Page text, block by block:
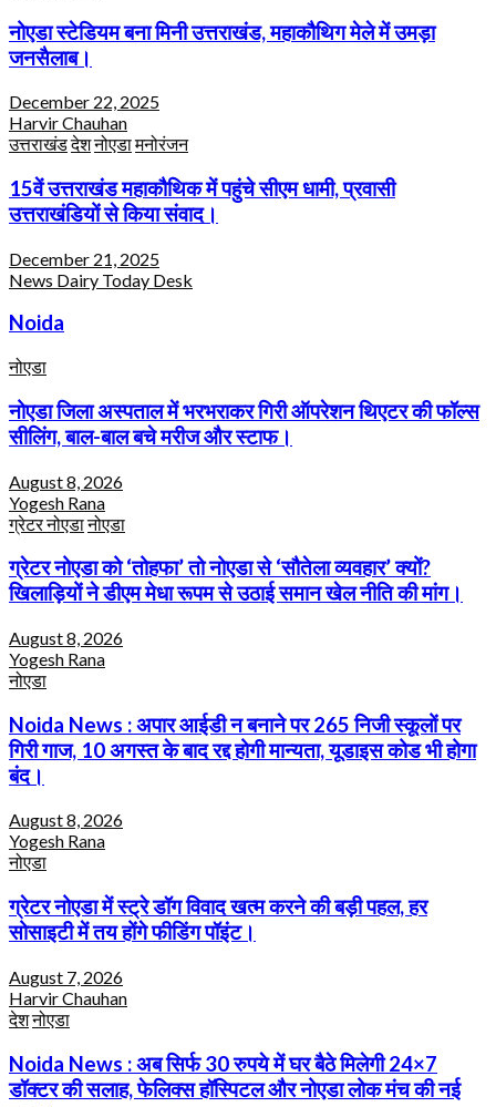
नोएडा स्टेडियम बना मिनी उत्तराखंड, महाकौथिग मेले में उमड़ा
जनसैलाब।
December 22, 2025
Harvir Chauhan
उत्तराखंडदेशनोएडामनोरंजन
15वें उत्तराखंड महाकौथिक में पहुंचे सीएम धामी, प्रवासी
उत्तराखंडियों से किया संवाद।
December 21, 2025
News Dairy Today Desk
Noida
नोएडा
नोएडा जिला अस्पताल में भरभराकर गिरी ऑपरेशन थिएटर की फॉल्स
सीलिंग, बाल-बाल बचे मरीज और स्टाफ।
August 8, 2026
Yogesh Rana
ग्रेटर नोएडानोएडा
ग्रेटर नोएडा को ‘तोहफा’ तो नोएडा से ‘सौतेला व्यवहार’ क्यों?
खिलाड़ियों ने डीएम मेधा रूपम से उठाई समान खेल नीति की मांग।
August 8, 2026
Yogesh Rana
नोएडा
Noida News : अपार आईडी न बनाने पर 265 निजी स्कूलों पर
गिरी गाज, 10 अगस्त के बाद रद्द होगी मान्यता, यूडाइस कोड भी होगा
बंद।
August 8, 2026
Yogesh Rana
नोएडा
ग्रेटर नोएडा में स्ट्रे डॉग विवाद खत्म करने की बड़ी पहल, हर
सोसाइटी में तय होंगे फीडिंग पॉइंट।
August 7, 2026
Harvir Chauhan
देशनोएडा
Noida News : अब सिर्फ 30 रुपये में घर बैठे मिलेगी 24×7
डॉक्टर की सलाह, फेलिक्स हॉस्पिटल और नोएडा लोक मंच की नई